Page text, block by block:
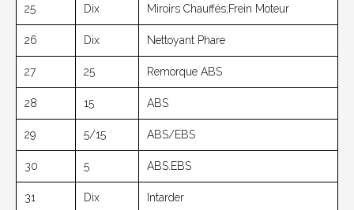
25 Dix Miroirs Chauffés;Frein Moteur
26 Dix Nettoyant Phare
27 25 Remorque ABS
28 15 ABS
29 5/15 ABS/EBS
30 5 ABS.EBS
31 Dix Intarder